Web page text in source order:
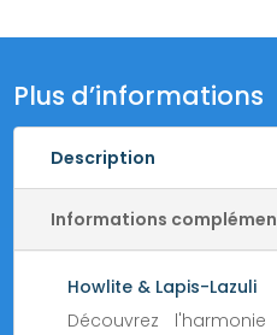
Plus d’informations
Description
Informations
Howlite & Lapis-Lazuli
Découvrez